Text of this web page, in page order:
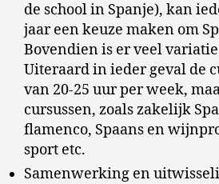
de school in Spanje), kan
jaar een keuze maken om
Bovendien is er veel
Uiteraard in ieder geval de
van 20-25 uur per week,
cursussen, zoals zakelijk
flamenco, Spaans en
sport etc.
Samenwerking en